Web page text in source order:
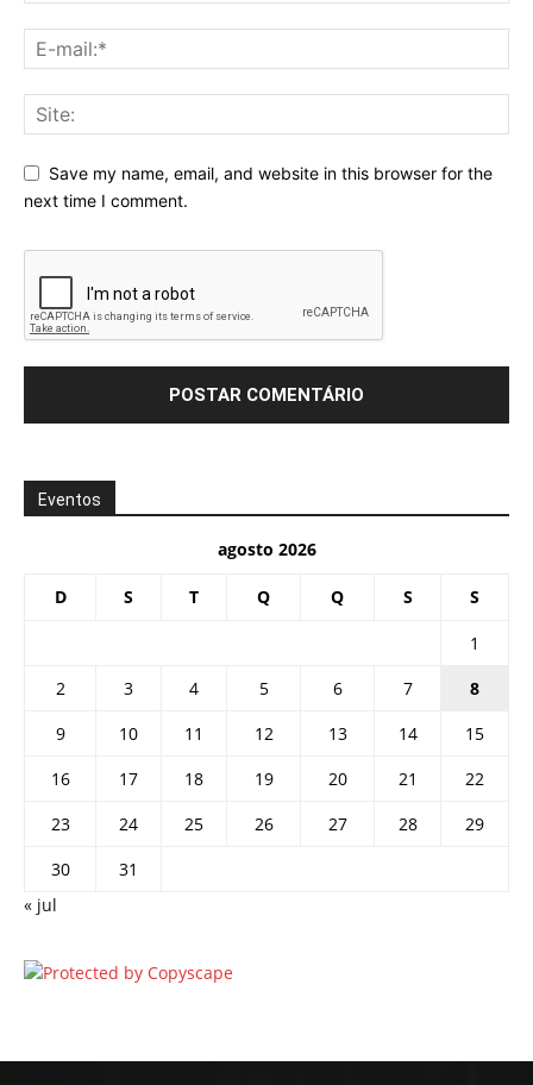
Save my name, email, and website in this browser for the
next time I comment.
Eventos
agosto 2026
D S T Q Q S S
1
2
3 4 5 6 7
8
9
10 11 12 13 14
15
16
17 18 19 20 21
22
23
24 25 26 27 28
29
30
31
« jul